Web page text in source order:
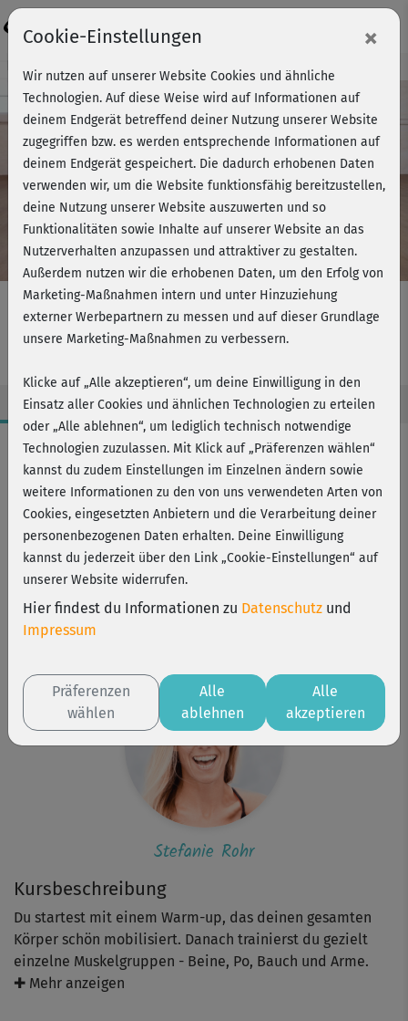
Play
Video
Kursvorschau - Jetzt mitmachen!
Schlank & fit - BBP & Arme (Kurs 31)
Kursbeschreibung
Du startest mit einem Warm-up, das deinen gesamten
Körper schön mobilisiert. Danach trainierst du gezielt
einzelne Muskelgruppen - Beine, Po, Bauch und Arme.
Achte bei all diesen Übungen darauf, diese bewusst und
✚ Mehr anzeigen
Workout-Facts
mittelschwer
68 Min
455 kcal
Stefanie Rohr
Schlank & fit
Stefanie Rohr
Cookie-Einstellungen ×
Wir nutzen auf unserer Website Cookies und ähnliche
Technologien. Auf diese Weise wird auf Informationen auf
deinem Endgerät betreffend deiner Nutzung unserer Website
zugegriffen bzw. es werden entsprechende Informationen auf
deinem Endgerät gespeichert. Die dadurch erhobenen Daten
verwenden wir, um die Website funktionsfähig bereitzustellen,
deine Nutzung unserer Website auszuwerten und so
Funktionalitäten sowie Inhalte auf unserer Website an das
Nutzerverhalten anzupassen und attraktiver zu gestalten.
Außerdem nutzen wir die erhobenen Daten, um den Erfolg von
Marketing-Maßnahmen intern und unter Hinzuziehung
externer Werbepartnern zu messen und auf dieser Grundlage
unsere Marketing-Maßnahmen zu verbessern.
Klicke auf „Alle akzeptieren“, um deine Einwilligung in den
Einsatz aller Cookies und ähnlichen Technologien zu erteilen
oder „Alle ablehnen“, um lediglich technisch notwendige
Technologien zuzulassen. Mit Klick auf „Präferenzen wählen“
kannst du zudem Einstellungen im Einzelnen ändern sowie
weitere Informationen zu den von uns verwendeten Arten von
Cookies, eingesetzten Anbietern und die Verarbeitung deiner
personenbezogenen Daten erhalten. Deine Einwilligung
kannst du jederzeit über den Link „Cookie-Einstellungen“ auf
unserer Website widerrufen.
Hier findest du Informationen zu Datenschutz und
Impressum
Präferenzen
wählen
Alle
ablehnen
Alle
akzeptieren